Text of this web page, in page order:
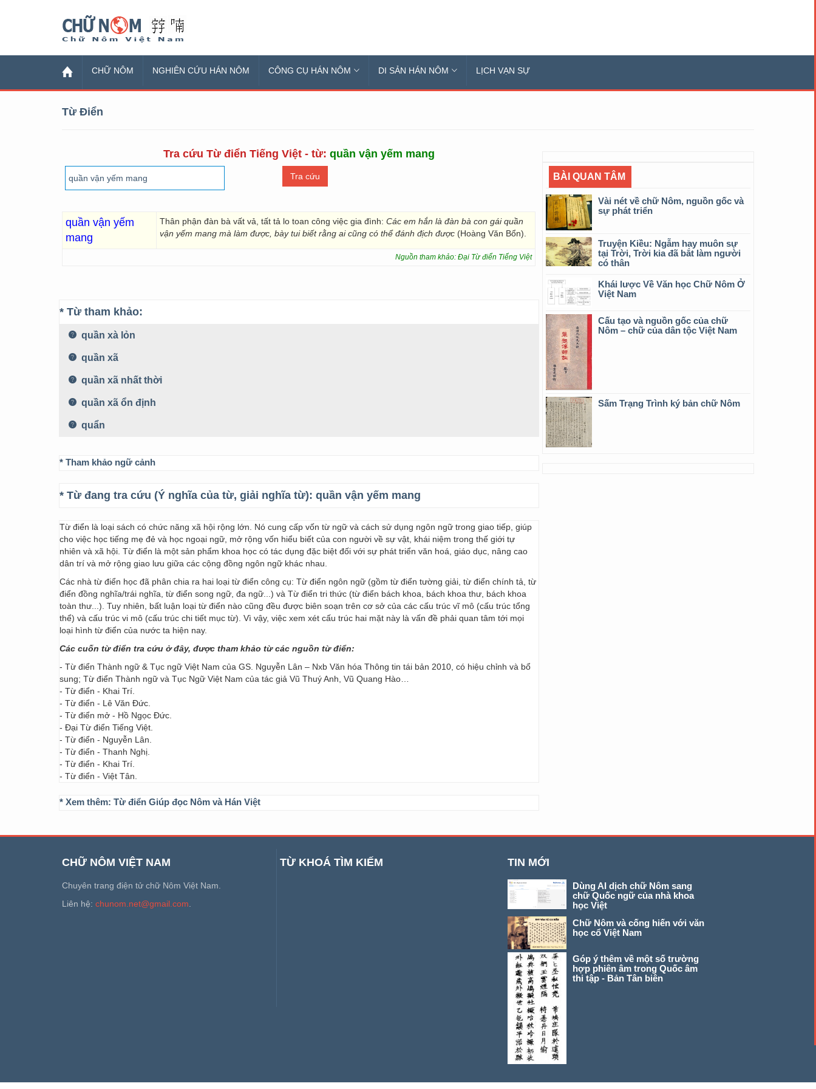
CHỮ NÔM NGHIÊN CỨU HÁN NÔM CÔNG CỤ HÁN NÔM DI SẢN HÁN NÔM LỊCH VẠN SỰ
Từ Điển
Tra cứu Từ điển Tiếng Việt - từ: quần vận yếm mang
quần vận yếm
mang
Thân phận đàn bà vất vả, tất tả lo toan công việc gia đình: Các em hắn là đàn bà con gái quần
vận yếm mang mà làm được, bày tui biết rằng ai cũng có thể đánh địch được (Hoàng Văn Bổn).
Nguồn tham khảo: Đại Từ điển Tiếng Việt
* Từ tham khảo:
quần xà lỏn
quần xã
quần xã nhất thời
quần xã ổn định
quẩn
* Tham khảo ngữ cảnh
* Từ đang tra cứu (Ý nghĩa của từ, giải nghĩa từ): quần vận yếm mang
Từ điển là loại sách có chức năng xã hội rộng lớn. Nó cung cấp vốn từ ngữ và cách sử dụng ngôn ngữ trong giao tiếp, giúp
cho việc học tiếng mẹ đẻ và học ngoại ngữ, mở rộng vốn hiểu biết của con người về sự vật, khái niệm trong thế giới tự
nhiên và xã hội. Từ điển là một sản phẩm khoa học có tác dụng đặc biệt đối với sự phát triển văn hoá, giáo dục, nâng cao
dân trí và mở rộng giao lưu giữa các cộng đồng ngôn ngữ khác nhau.
Các nhà từ điển học đã phân chia ra hai loại từ điển công cụ: Từ điển ngôn ngữ (gồm từ điển tường giải, từ điển chính tả, từ
điển đồng nghĩa/trái nghĩa, từ điển song ngữ, đa ngữ...) và Từ điển tri thức (từ điển bách khoa, bách khoa thư, bách khoa
toàn thư...). Tuy nhiên, bất luận loại từ điển nào cũng đều được biên soạn trên cơ sở của các cấu trúc vĩ mô (cấu trúc tổng
thể) và cấu trúc vi mô (cấu trúc chi tiết mục từ). Vì vậy, việc xem xét cấu trúc hai mặt này là vấn đề phải quan tâm tới mọi
loại hình từ điển của nước ta hiện nay.
Các cuốn từ điển tra cứu ở đây, được tham khảo từ các nguồn từ điển:
- Từ điển Thành ngữ & Tục ngữ Việt Nam của GS. Nguyễn Lân – Nxb Văn hóa Thông tin tái bản 2010, có hiệu chỉnh và bổ
sung; Từ điển Thành ngữ và Tục Ngữ Việt Nam của tác giả Vũ Thuý Anh, Vũ Quang Hào…
- Từ điển - Khai Trí.
- Từ điển - Lê Văn Đức.
- Từ điển mở - Hồ Ngọc Đức.
- Đại Từ điển Tiếng Việt.
- Từ điển - Nguyễn Lân.
- Từ điển - Thanh Nghị.
- Từ điển - Khai Trí.
- Từ điển - Việt Tân.
* Xem thêm: Từ điển Giúp đọc Nôm và Hán Việt
BÀI QUAN TÂM
Vài nét về chữ Nôm, nguồn gốc và
sự phát triển
Truyện Kiều: Ngẫm hay muôn sự
tại Trời, Trời kia đã bắt làm người
có thân
Khái lược Về Văn học Chữ Nôm Ở
Việt Nam
Cấu tạo và nguồn gốc của chữ
Nôm – chữ của dân tộc Việt Nam
Sấm Trạng Trình ký bản chữ Nôm
CHỮ NÔM VIỆT NAM
Chuyên trang điện tử chữ Nôm Việt Nam.
Liên hệ: chunom.net@gmail.com
TỪ KHOÁ TÌM KIẾM TIN MỚI
Dùng AI dịch chữ Nôm sang
chữ Quốc ngữ của nhà khoa
học Việt
Chữ Nôm và cống hiến với văn
học cổ Việt Nam
Góp ý thêm về một số trường
hợp phiên âm trong Quốc âm
thi tập - Bản Tân biên